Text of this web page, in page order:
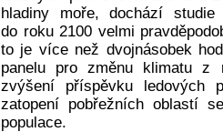
hladiny moře, dochází
do roku 2100 velmi
to je více než dvojnásobek
panelu pro změnu klimatu
zvýšení příspěvku ledových
zatopení pobřežních oblastí
populace.